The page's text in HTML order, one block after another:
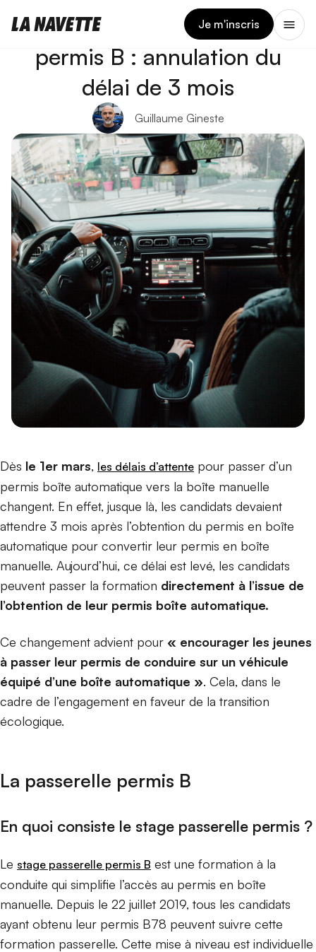
Je m'inscris
Réforme du stage passerelle
permis B : annulation du
délai de 3 mois
Guillaume Gineste
Dès le 1er mars, les délais d’attente pour passer d’un
permis boîte automatique vers la boîte manuelle
changent. En effet, jusque là, les candidats devaient
attendre 3 mois après l’obtention du permis en boîte
automatique pour convertir leur permis en boîte
manuelle. Aujourd’hui, ce délai est levé, les candidats
peuvent passer la formation directement à l’issue de
l’obtention de leur permis boîte automatique.
Ce changement advient pour « encourager les jeunes
à passer leur permis de conduire sur un véhicule
équipé d’une boîte automatique ». Cela, dans le
cadre de l’engagement en faveur de la transition
écologique.
La passerelle permis B
En quoi consiste le stage passerelle permis ?
Le stage passerelle permis B est une formation à la
conduite qui simplifie l’accès au permis en boîte
manuelle. Depuis le 22 juillet 2019, tous les candidats
ayant obtenu leur permis B78 peuvent suivre cette
formation passerelle. Cette mise à niveau est individuelle